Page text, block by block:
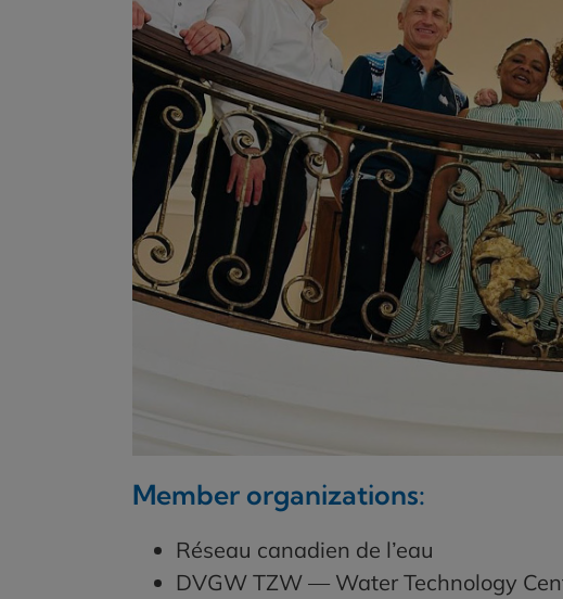
Member organizations:
Réseau canadien de l’eau
DVGW TZW — Water Technology